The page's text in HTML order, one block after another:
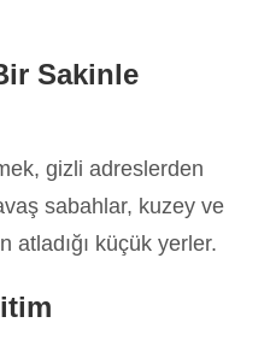
Sakinle
gizli adreslerden
sabahlar, kuzey ve
atladığı küçük yerler.